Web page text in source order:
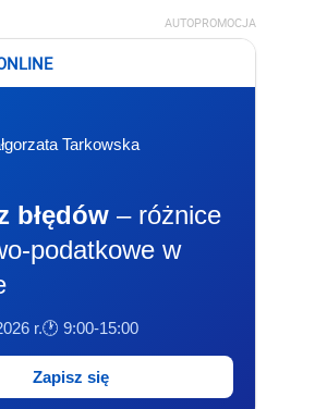
AUTOPROMOCJA
Tarkowska
błędów – różnice
podatkowe w
r.🕐 9:00-15:00
Zapisz się